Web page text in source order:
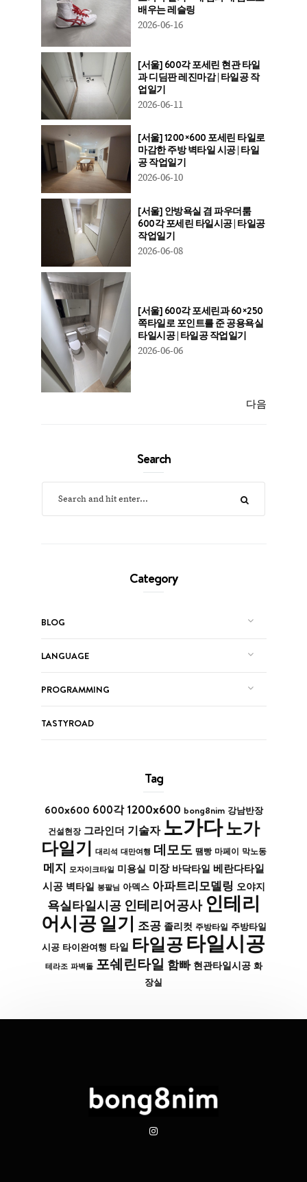
배우는 레슬링
2026-06-16
[서울] 600각 포세린 현관 타일
과 디딤판 레진마감 | 타일공 작
업일기
2026-06-11
[서울] 1200×600 포세린 타일로
마감한 주방 벽타일 시공 | 타일
공 작업일기
2026-06-10
[서울] 안방욕실 겸 파우더룸
600각 포세린 타일시공 | 타일공
작업일기
2026-06-08
[서울] 600각 포세린과 60×250
쪽타일로 포인트를 준 공용욕실
타일시공 | 타일공 작업일기
2026-06-06
다음
Search
Category
BLOG
LANGUAGE
PROGRAMMING
TASTYROAD
Tag
600x600 600각 1200x600 bong8nim 강남반장
건설현장 그라인더 기술자 노가다노가
다일기 대리석 대만여행 데모도 땜빵 마페이 막노동
메지 모자이크타일 미용실 미장 바닥타일 베란다타일
시공 벽타일 봉팔님 아덱스 아파트리모델링 오야지
욕실타일시공 인테리어공사 인테리
어시공 일기 조공 졸리컷 주방타일 주방타일
시공 타이완여행 타일 타일공타일시공
테라조 파벽돌 포쉐린타일 함빠 현관타일시공 화
장실